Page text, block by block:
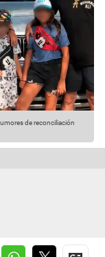
de reconciliación